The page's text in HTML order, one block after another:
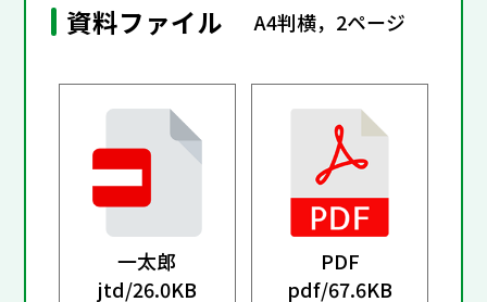
資料ファイル A4判横，2ページ
一太郎
jtd/26.0KB
PDF
pdf/67.6KB